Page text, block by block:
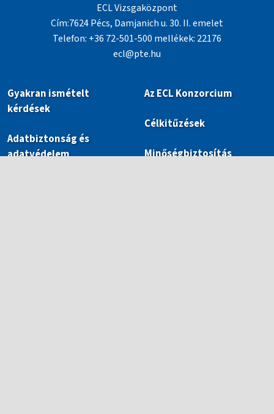
ECL Vizsgaközpont
Cím:7624 Pécs, Damjanich u. 30. II. emelet
Telefon: +36 72-501-500 mellékek: 22176
ecl@pte.hu
Gyakran ismételt
kérdések
Adatbiztonság és
adatvédelem
Az ECL Konzorcium
Célkitűzések
Minőségbiztosítás